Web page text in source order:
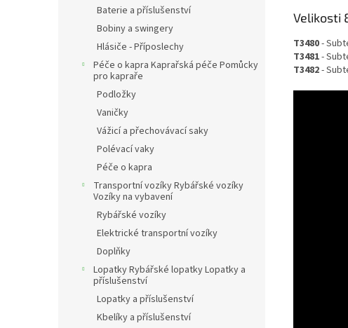
Baterie a příslušenství
Bobiny a swingery
Hlásiče - Příposlechy
Péče o kapra Kaprařská péče Pomůcky
pro kapraře
Podložky
Vaničky
Vážicí a přechovávací saky
Polévací vaky
Péče o kapra
Transportní vozíky Rybářské vozíky
Vozíky na vybavení
Rybářské vozíky
Elektrické transportní vozíky
Doplňky
Lopatky Rybářské lopatky Lopatky a
příslušenství
Lopatky a příslušenství
Kbelíky a příslušenství
Velikosti
T3480-
T3481-
T3482-